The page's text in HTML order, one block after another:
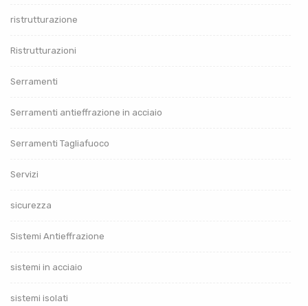
ristrutturazione
Ristrutturazioni
Serramenti
Serramenti antieffrazione in acciaio
Serramenti Tagliafuoco
Servizi
sicurezza
Sistemi Antieffrazione
sistemi in acciaio
sistemi isolati